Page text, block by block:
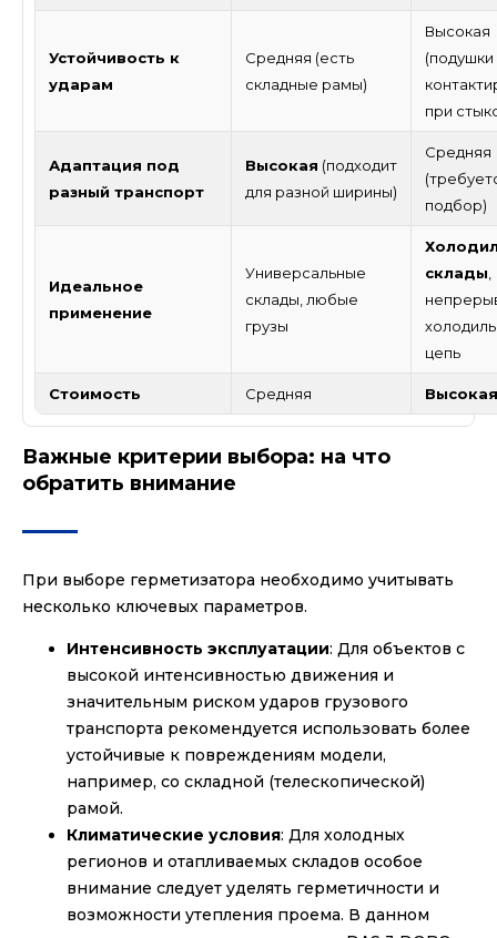
Устойчивость к
ударам
Средняя (есть
складные рамы)
Высокая
(подушки
при
Адаптация под
разный транспорт
Высокая (подходит
для разной ширины)
Средняя
подбор)
Идеальное
применение
Универсальные
склады, любые
грузы
склады
цепь
Стоимость Средняя Высокая
Важные критерии выбора: на что
обратить внимание
При выборе герметизатора необходимо учитывать
несколько ключевых параметров.
Интенсивность эксплуатации: Для объектов с
высокой интенсивностью движения и
значительным риском ударов грузового
транспорта рекомендуется использовать более
устойчивые к повреждениям модели,
например, со складной (телескопической)
рамой.
Климатические условия: Для холодных
регионов и отапливаемых складов особое
внимание следует уделять герметичности и
возможности утепления проема. В данном